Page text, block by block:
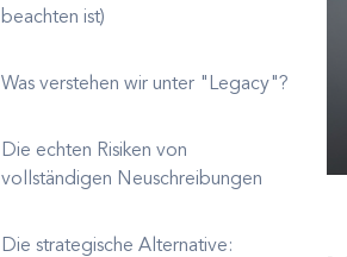
beachten ist)
Was verstehen wir unter "Legacy"?
Die echten Risiken von
vollständigen Neuschreibungen
Die strategische Alternative: